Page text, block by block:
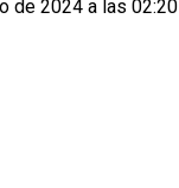
de 2024 a las 02:20